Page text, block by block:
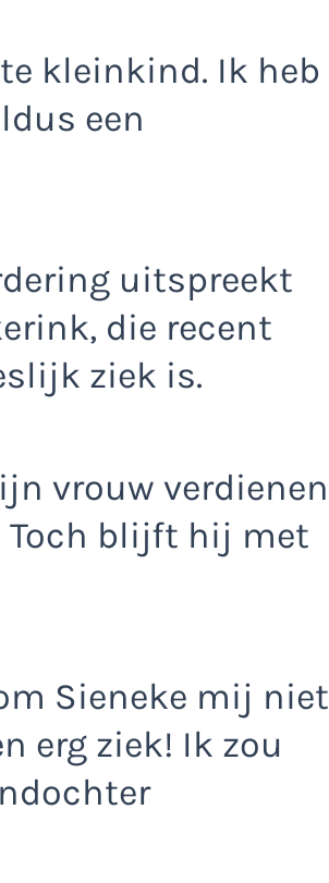
kleinkind. Ik heb
een
uitspreekt
die recent
ziek is.
vrouw verdienen
Toch blijft hij met
Sieneke mij niet
erg ziek! Ik zou